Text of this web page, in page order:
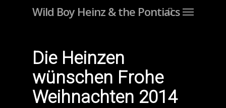
Wild Boy Heinz & the Pontiacs
Die Heinzen
wünschen Frohe
Weihnachten 2014